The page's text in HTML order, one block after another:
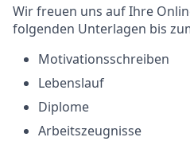
Wir freuen uns auf Ihre
folgenden Unterlagen bis
Motivationsschreiben
Lebenslauf
Diplome
Arbeitszeugnisse